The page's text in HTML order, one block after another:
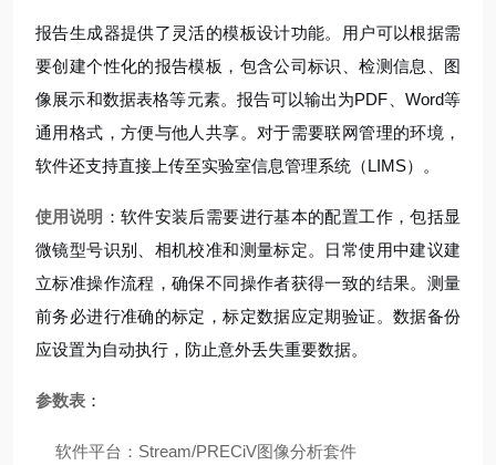
报告生成器提供了灵活的模板设计功能。用户可以根据需
要创建个性化的报告模板，包含公司标识、检测信息、图
像展示和数据表格等元素。报告可以输出为PDF、Word等
通用格式，方便与他人共享。对于需要联网管理的环境，
软件还支持直接上传至实验室信息管理系统（LIMS）。
使用说明 ：软件安装后需要进行基本的配置工作，包括显
微镜型号识别、相机校准和测量标定。日常使用中建议建
立标准操作流程，确保不同操作者获得一致的结果。测量
前务必进行准确的标定，标定数据应定期验证。数据备份
应设置为自动执行，防止意外丢失重要数据。
参数表 ：
软件平台：Stream/PRECiV图像分析套件